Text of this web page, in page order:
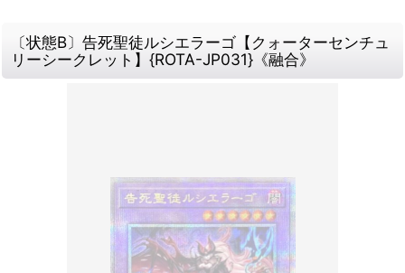
〔状態B〕告死聖徒ルシエラーゴ【クォーターセンチュ
リーシークレット】{ROTA-JP031}《融合》